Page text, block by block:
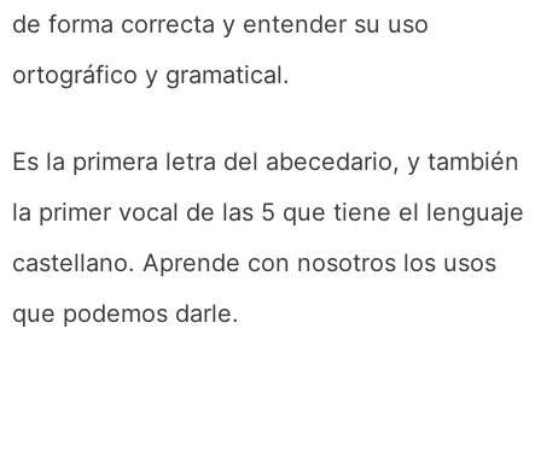
de forma correcta y entender su uso
ortográfico y gramatical.
Es la primera letra del abecedario, y también
la primer vocal de las 5 que tiene el lenguaje
castellano. Aprende con nosotros los usos
que podemos darle.